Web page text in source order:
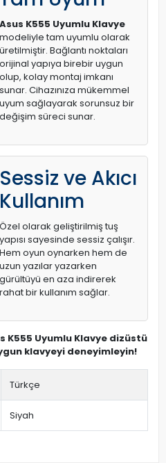
Asus K555 Uyumlu Klavye
modeliyle tam uyumlu olarak
üretilmiştir. Bağlantı noktaları
orijinal yapıya birebir uygun
olup, kolay montaj imkanı
sunar. Cihazınıza mükemmel
uyum sağlayarak sorunsuz bir
değişim süreci sunar.
Sessiz ve Akıcı
Kullanım
Özel olarak geliştirilmiş tuş
yapısı sayesinde sessiz çalışır.
Hem oyun oynarken hem de
uzun yazılar yazarken
gürültüyü en aza indirerek
rahat bir kullanım sağlar.
K555 Uyumlu Klavye dizüstü
klavyeyi deneyimleyin!
Türkçe
Siyah